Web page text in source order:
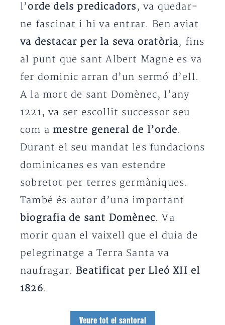
l’orde dels predicadors, va quedar-
ne fascinat i hi va entrar. Ben aviat
va destacar per la seva oratòria, fins
al punt que sant Albert Magne es va
fer dominic arran d’un sermó d’ell.
A la mort de sant Domènec, l’any
1221, va ser escollit successor seu
com a mestre general de l’orde.
Durant el seu mandat les fundacions
dominicanes es van estendre
sobretot per terres germàniques.
També és autor d’una important
biografia de sant Domènec. Va
morir quan el vaixell que el duia de
pelegrinatge a Terra Santa va
naufragar. Beatificat per Lleó XII el
1826.
Veure tot el santoral